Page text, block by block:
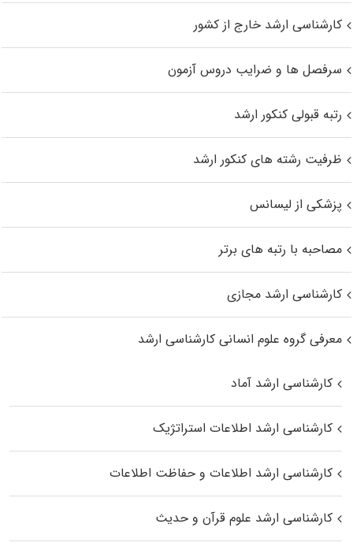
کارشناسی ارشد خارج از کشور
سرفصل ها و ضرایب دروس آزمون
رتبه قبولی کنکور ارشد
ظرفیت رشته های کنکور ارشد
پزشکی از لیسانس
مصاحبه با رتبه های برتر
کارشناسی ارشد مجازی
معرفی گروه علوم انسانی کارشناسی ارشد
کارشناسی ارشد آماد
کارشناسی ارشد اطلاعات استراتژیک
کارشناسی ارشد اطلاعات و حفاظت اطلاعات
کارشناسی ارشد علوم قرآن و حدیث